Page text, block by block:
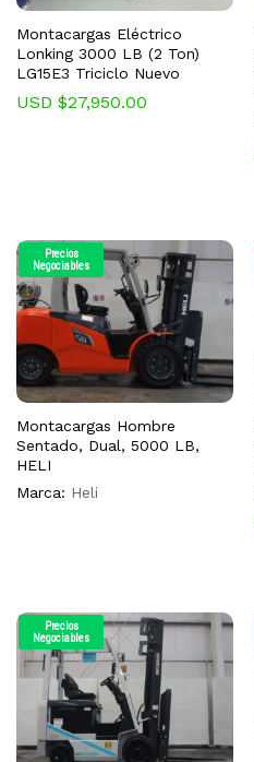
Montacargas Eléctrico
Lonking 3000 LB (2 Ton)
LG15E3 Triciclo Nuevo
USD $27,950.00
Precios
Negociables
Montacargas Hombre
Sentado, Dual, 5000 LB,
HELI
Marca: Heli
Precios
Negociables